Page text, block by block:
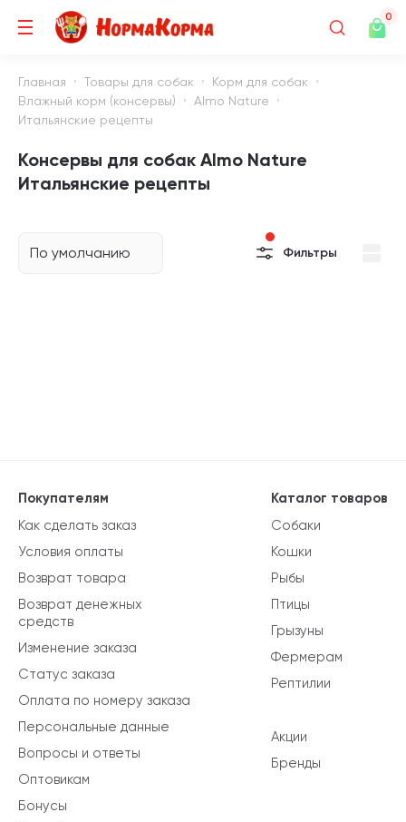
0
Главная Товары для собак
Корм для собак
Влажный корм (консервы)
Almo Nature
Итальянские рецепты
Консервы для собак Almo Nature
Итальянские рецепты
По умолчанию Фильтры
Каталог товаров
Собаки
Кошки
Рыбы
Птицы
Грызуны
Фермерам
Рептилии
Акции
Бренды
Покупателям
Как сделать заказ
Условия оплаты
Возврат товара
Возврат денежных
средств
Изменение заказа
Статус заказа
Оплата по номеру заказа
Персональные данные
Вопросы и ответы
Оптовикам
Бонусы